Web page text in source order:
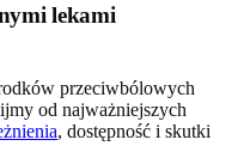
lekami
przeciwbólowych
od najważniejszych
, dostępność i skutki